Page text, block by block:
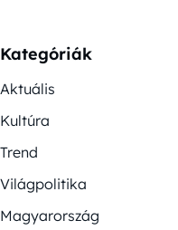
Kategóriák
Aktuális
Kultúra
Trend
Világpolitika
Magyarország